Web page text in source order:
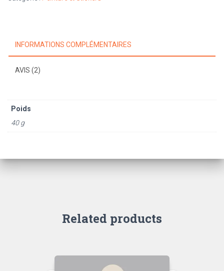
joueur
INFORMATIONS COMPLÉMENTAIRES
AVIS (2)
Poids
40 g
Related products